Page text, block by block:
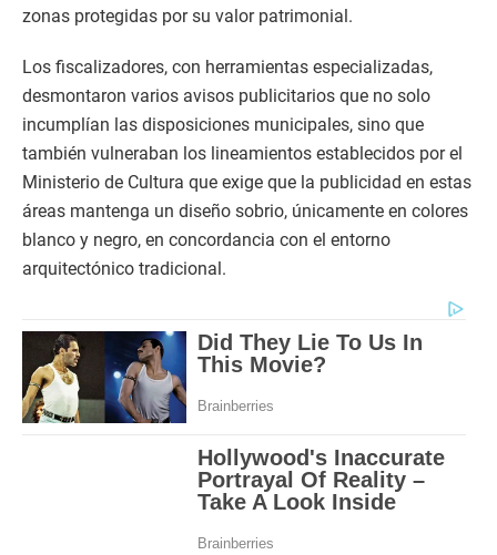
zonas protegidas por su valor patrimonial.
Los fiscalizadores, con herramientas especializadas,
desmontaron varios avisos publicitarios que no solo
incumplían las disposiciones municipales, sino que
también vulneraban los lineamientos establecidos por el
Ministerio de Cultura que exige que la publicidad en estas
áreas mantenga un diseño sobrio, únicamente en colores
blanco y negro, en concordancia con el entorno
arquitectónico tradicional.